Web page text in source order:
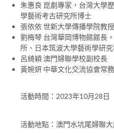
朱惠良 崑劇專家，台灣大學
學藝術考古研究所博士
張依依 世新大學傳播學院教授
劉梅琴 台灣華岡博物館館長
所、日本筑波大學藝術學研
呂綺穎 澳門婦聯學校副校長
黃婉妍 中華文化交流協會常
活動時間：2023年10月28日
活動地點：澳門水坑尾婦聯